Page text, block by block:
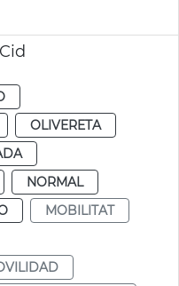
OLIVERETA
NORMAL
MOBILITAT